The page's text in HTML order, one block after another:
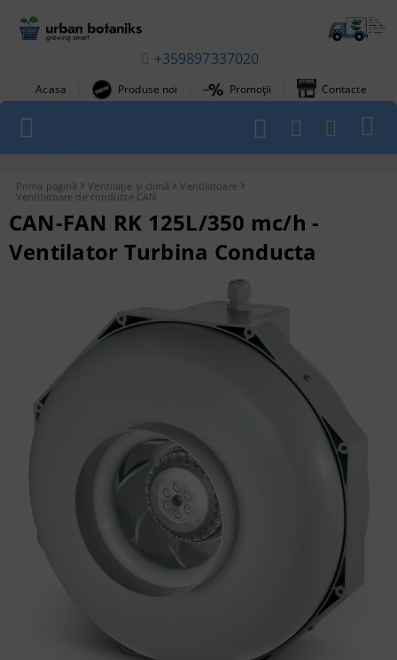
+359897337020
Acasa Produse noi Promoții Contacte
1
Prima pagină Ventilație și climă
Ventilatoare
Ventilatoare de conducte CAN
CAN-FAN RK 125L/350 mc/h -
Ventilator Turbina Conducta